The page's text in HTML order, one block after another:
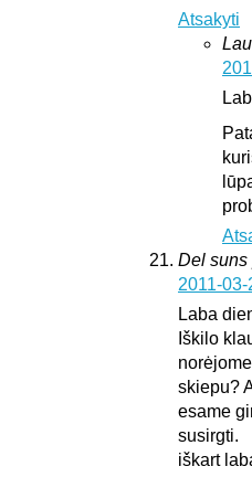
Atsakyti
Del suns
2011-
Laba
Iškilo
skiepu?
esame
susirgti.
iškart